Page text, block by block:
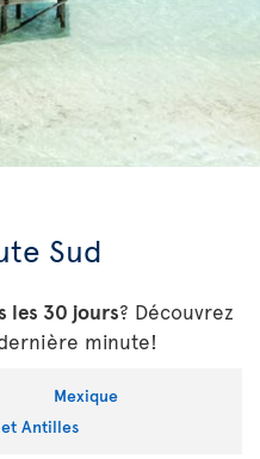
Sud
les 30 jours? Découvrez
minute!
Mexique
Antilles